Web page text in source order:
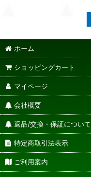
ホーム
ショッピングカート
マイページ
会社概要
返品/交換・保証について
特定商取引法表示
ご利用案内